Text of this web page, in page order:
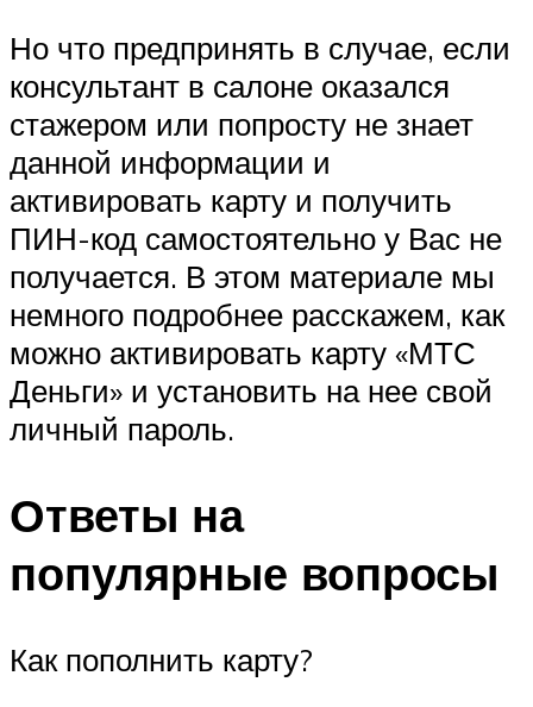
Но что предпринять в случае, если
консультант в салоне оказался
стажером или попросту не знает
данной информации и
активировать карту и получить
ПИН-код самостоятельно у Вас не
получается. В этом материале мы
немного подробнее расскажем, как
можно активировать карту «МТС
Деньги» и установить на нее свой
личный пароль.
Ответы на
популярные вопросы
Как пополнить карту?